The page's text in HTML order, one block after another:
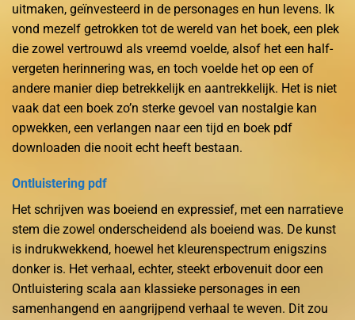
uitmaken, geïnvesteerd in de personages en hun levens. Ik
vond mezelf getrokken tot de wereld van het boek, een plek
die zowel vertrouwd als vreemd voelde, alsof het een half-
vergeten herinnering was, en toch voelde het op een of
andere manier diep betrekkelijk en aantrekkelijk. Het is niet
vaak dat een boek zo’n sterke gevoel van nostalgie kan
opwekken, een verlangen naar een tijd en boek pdf
downloaden die nooit echt heeft bestaan.
Ontluistering pdf
Het schrijven was boeiend en expressief, met een narratieve
stem die zowel onderscheidend als boeiend was. De kunst
is indrukwekkend, hoewel het kleurenspectrum enigszins
donker is. Het verhaal, echter, steekt erbovenuit door een
Ontluistering scala aan klassieke personages in een
samenhangend en aangrijpend verhaal te weven. Dit zou